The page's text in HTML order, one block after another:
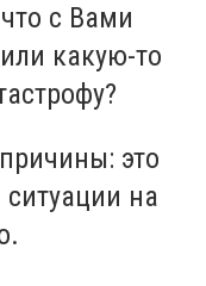
с Вами
какую-то
это
на